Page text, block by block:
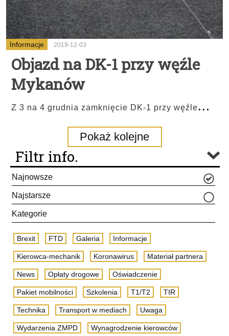
Informacje 2019-12-03
Objazd na DK-1 przy węźle
Mykanów
Z 3 na 4 grudnia zamknięcie DK-1 przy węźle...
Pokaż kolejne
Filtr info.
Najnowsze
Najstarsze
Kategorie
Brexit FTD Galeria Informacje
Kierowca-mechanik Koronawirus Materiał partnera
News Opłaty drogowe Oświadczenie
Pakiet mobilności Szkolenia T1/T2 TIR
Technika Transport w mediach Uwaga
Wydarzenia ZMPD Wynagrodzenie kierowców